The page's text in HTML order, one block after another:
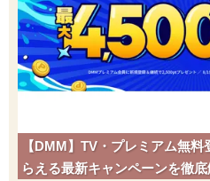
【DMM】TV・プレミアム無
らえる最新キャンペーンを徹